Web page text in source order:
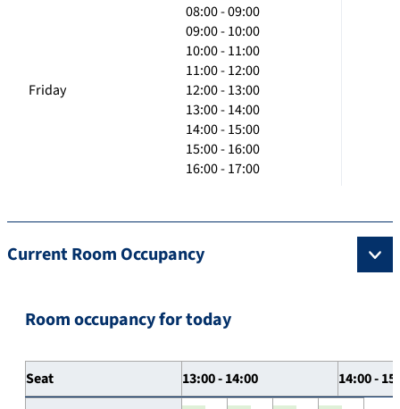
Friday
08:00 - 09:00
09:00 - 10:00
10:00 - 11:00
11:00 - 12:00
12:00 - 13:00
13:00 - 14:00
14:00 - 15:00
15:00 - 16:00
16:00 - 17:00
Current Room Occupancy
Room occupancy for today
Seat 13:00 - 14:00 14:00 -